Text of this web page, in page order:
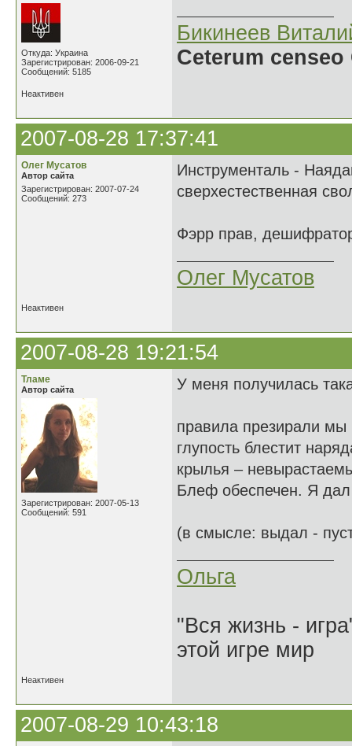
Откуда: Украина
Зарегистрирован: 2006-09-21
Сообщений: 5185
Бикинеев
Ceterum
Неактивен
2007-08-28 17:37:41
Oлег Мусатов
Автор сайта
Зарегистрирован: 2007-07-24
Сообщений: 273
Инструменталь -
сверхестественная
Фэрр прав,
Oлег Мусатов
Неактивен
2007-08-28 19:21:54
Тламе
Автор сайта
Зарегистрирован: 2007-05-13
Сообщений: 591
У меня получилась
правила презирали мы
глупость блестит
крылья –
Блеф обеспечен. Я
(в смысле: выдал -
Ольга
"Вся жизнь -
этой игре мир
Неактивен
2007-08-29 10:43:18